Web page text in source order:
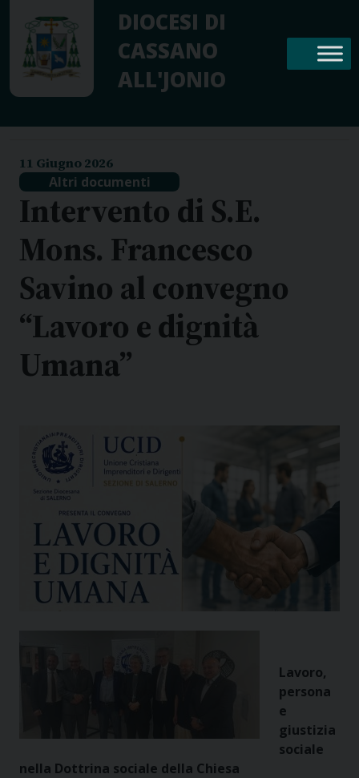
content
DIOCESI DI
CASSANO
ALL'JONIO
11 Giugno 2026
Altri documenti
Intervento di S.E.
Mons. Francesco
Savino al convegno
“Lavoro e dignità
Umana”
Lavoro,
persona
e
giustizia
sociale
nella Dottrina sociale della Chiesa